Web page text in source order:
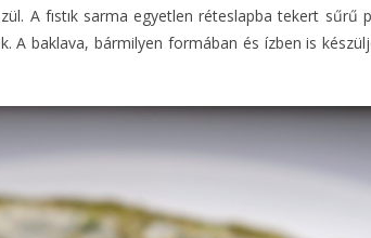
A fıstık sarma egyetlen réteslapba tekert sűrű
A baklava, bármilyen formában és ízben is